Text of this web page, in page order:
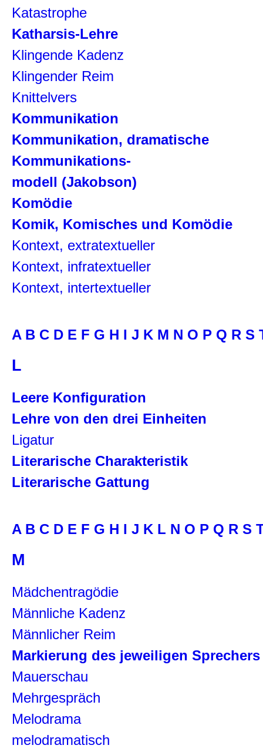
Katastrophe
Katharsis-Lehre
Klingende Kadenz
Klingender Reim
Knittelvers
Kommunikation
Kommunikation, dramatische
Kommunikations-
modell (Jakobson)
Komödie
Komik, Komisches und Komödie
Kontext, extratextueller
Kontext, infratextueller
Kontext, intertextueller
A B C D E F G H I J K M N O P Q R S
L
Leere Konfiguration
Lehre von den drei Einheiten
Ligatur
Literarische Charakteristik
Literarische Gattung
A B C D E F G H I J K L N O P Q R S
M
Mädchentragödie
Männliche Kadenz
Männlicher Reim
Markierung des jeweiligen Sprechers
Mauerschau
Mehrgespräch
Melodrama
melodramatisch